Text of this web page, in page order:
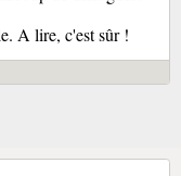
A lire, c'est sûr !